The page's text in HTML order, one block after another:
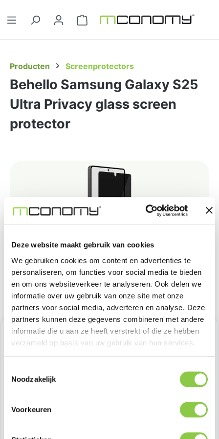
Deze website maakt gebruik van cookies
We gebruiken cookies om content en advertenties te
personaliseren, om functies voor social media te bieden
en om ons websiteverkeer te analyseren. Ook delen we
informatie over uw gebruik van onze site met onze
partners voor social media, adverteren en analyse. Deze
partners kunnen deze gegevens combineren met andere
informatie die u aan ze heeft verstrekt of die ze hebben
verzameld op basis van uw gebruik van hun services.
Noodzakelijk
Voorkeuren
Winkelwagentje bevat 0 artikelen.
Producten Screenprotectors
Behello Samsung Galaxy S25
Ultra Privacy glass screen
protector
Normale prijs:
€ 24,79
Producthoeveelheid: Voer de
Productnummer:
Voorraad: 48